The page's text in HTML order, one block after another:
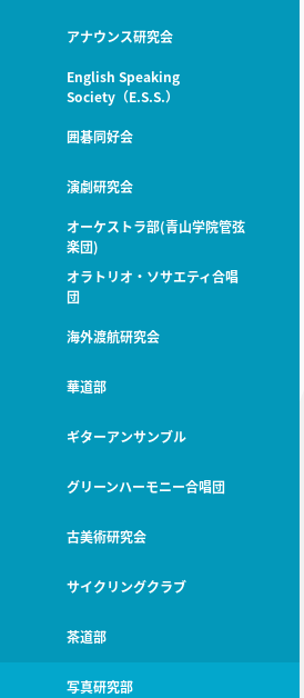
アナウンス研究会
English Speaking
Society（E.S.S.）
囲碁同好会
演劇研究会
オーケストラ部(青山学院管弦
楽団)
オラトリオ・ソサエティ合唱
団
海外渡航研究会
華道部
ギターアンサンブル
グリーンハーモニー合唱団
古美術研究会
サイクリングクラブ
茶道部
写真研究部